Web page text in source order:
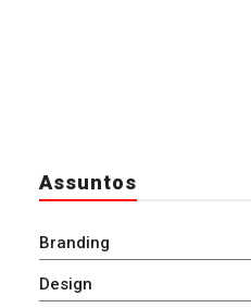
Assuntos
Branding
Design